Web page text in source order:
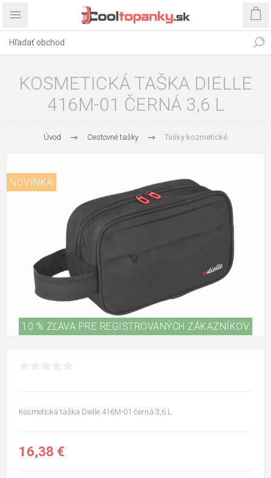
KOSMETICKÁ TAŠKA DIELLE
416M-01 ČERNÁ 3,6 L
Úvod Cestovné tašky Tašky kozmetické
10 % ZĽAVA PRE REGISTROVANÝCH ZÁKAZNÍKOV
NOVINKA
Kosmetická taška Dielle 416M-01 černá 3,6 L
16,38 €